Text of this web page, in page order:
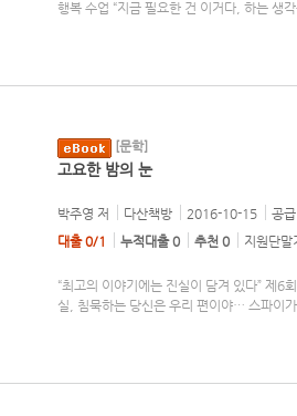
행복 수업 “지금 필요한 건 이거다, 하는 생
[문학]
고요한 밤의 눈
박주영 저 다산책방 2016-10-15
공
대출 0/1
누적대출 0 추천 0 지원단
“최고의 이야기에는 진실이 담겨 있다” 제6
실, 침묵하는 당신은 우리 편이야… 스파이